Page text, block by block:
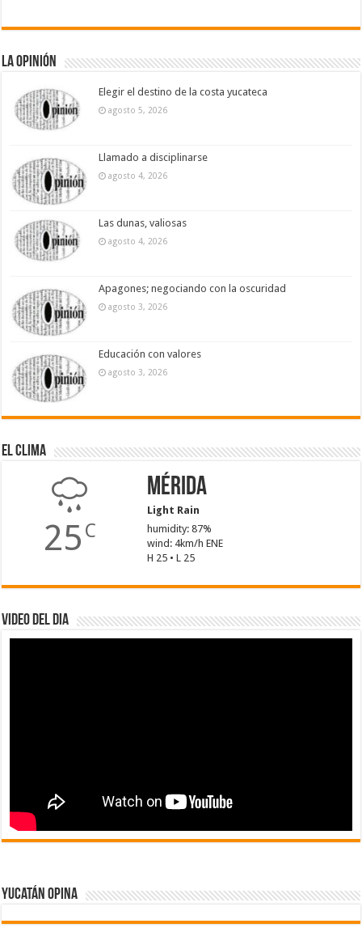
La Opinión
Elegir el destino de la costa yucateca
agosto 5, 2026
Llamado a disciplinarse
agosto 4, 2026
Las dunas, valiosas
agosto 4, 2026
Apagones; negociando con la oscuridad
agosto 3, 2026
Educación con valores
agosto 3, 2026
El Clima
25 C
Mérida
Light Rain
humidity: 87%
wind: 4km/h ENE
H 25 • L 25
Video del dia
Yucatán Opina